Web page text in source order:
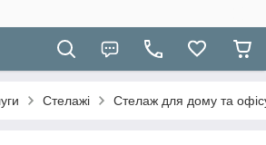
Стелажі Стелаж для дому та